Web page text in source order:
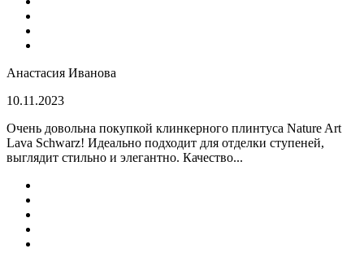
Анастасия Иванова
10.11.2023
Очень довольна покупкой клинкерного плинтуса Nature Art
Lava Schwarz! Идеально подходит для отделки ступеней,
выглядит стильно и элегантно. Качество...